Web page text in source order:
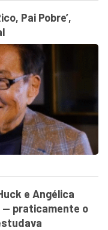
Pai Pobre’,
e Angélica
— praticamente o